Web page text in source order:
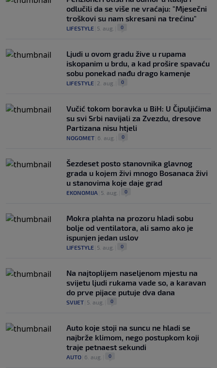
odlučili da se više ne vraćaju: "Mjesečni
troškovi su nam skresani na trećinu"
LIFESTYLE 5. aug. 0
Ljudi u ovom gradu žive u rupama
iskopanim u brdu, a kad prošire spavaću
sobu ponekad nađu drago kamenje
LIFESTYLE 2. aug. 0
Vučić tokom boravka u BiH: U Čipuljićima
su svi Srbi navijali za Zvezdu, dresove
Partizana nisu htjeli
NOGOMET 6. aug. 0
Šezdeset posto stanovnika glavnog
grada u kojem živi mnogo Bosanaca živi
u stanovima koje daje grad
EKONOMIJA 5. aug. 0
Mokra plahta na prozoru hladi sobu
bolje od ventilatora, ali samo ako je
ispunjen jedan uslov
LIFESTYLE 5. aug. 0
Na najtoplijem naseljenom mjestu na
svijetu ljudi rukama vade so, a karavan
do prve pijace putuje dva dana
SVIJET 5. aug. 0
Auto koje stoji na suncu ne hladi se
najbrže klimom, nego postupkom koji
traje petnaest sekundi
AUTO 6. aug. 0